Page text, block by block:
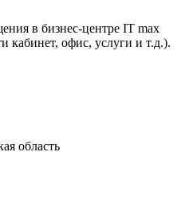
в бизнес-центре IT max
кабинет, офис, услуги и т.д.).
область